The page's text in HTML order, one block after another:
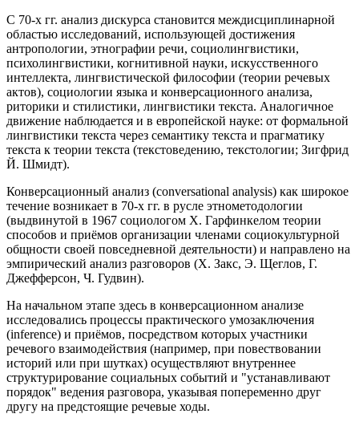
С 70-х гг. анализ дискурса становится междисциплинарной
областью исследований, использующей достижения
антропологии, этнографии речи, социолингвистики,
психолингвистики, когнитивной науки, искусственного
интеллекта, лингвистической философии (теории речевых
актов), социологии языка и конверсационного анализа,
риторики и стилистики, лингвистики текста. Аналогичное
движение наблюдается и в европейской науке: от формальной
лингвистики текста через семантику текста и прагматику
текста к теории текста (текстоведению, текстологии; Зигфрид
Й. Шмидт).
Конверсационный анализ (conversational analysis) как широкое
течение возникает в 70-х гг. в русле этнометодологии
(выдвинутой в 1967 социологом Х. Гарфинкелом теории
способов и приёмов организации членами социокультурной
общности своей повседневной деятельности) и направлено на
эмпирический анализ разговоров (Х. Закс, Э. Щеглов, Г.
Джефферсон, Ч. Гудвин).
На начальном этапе здесь в конверсационном анализе
исследовались процессы практического умозаключения
(inference) и приёмов, посредством которых участники
речевого взаимодействия (например, при повествовании
историй или при шутках) осуществляют внутреннее
структурирование социальных событий и "устанавливают
порядок" ведения разговора, указывая попеременно друг
другу на предстоящие речевые ходы.